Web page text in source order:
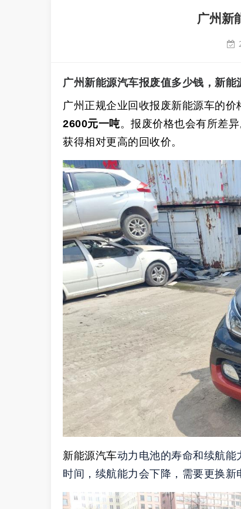
广州新
广州新能源汽车报废值多少钱，新能
广州正规企业回收报废新能源车的
2600元一吨。报废价格也会有所差
获得相对更高的回收价。
新能源汽车动力电池的寿命和续航
时间，续航能力会下降，需要更换新